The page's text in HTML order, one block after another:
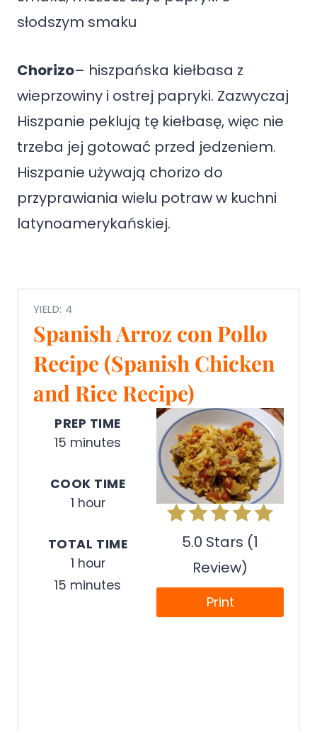
słodszym smaku
Chorizo– hiszpańska kiełbasa z
wieprzowiny i ostrej papryki. Zazwyczaj
Hiszpanie peklują tę kiełbasę, więc nie
trzeba jej gotować przed jedzeniem.
Hiszpanie używają chorizo do
przyprawiania wielu potraw w kuchni
latynoamerykańskiej.
YIELD: 4
Spanish Arroz con Pollo
Recipe (Spanish Chicken
and Rice Recipe)
5.0 Stars (1
Review)
Print
PREP TIME
15 minutes
COOK TIME
1 hour
TOTAL TIME
1 hour
15 minutes